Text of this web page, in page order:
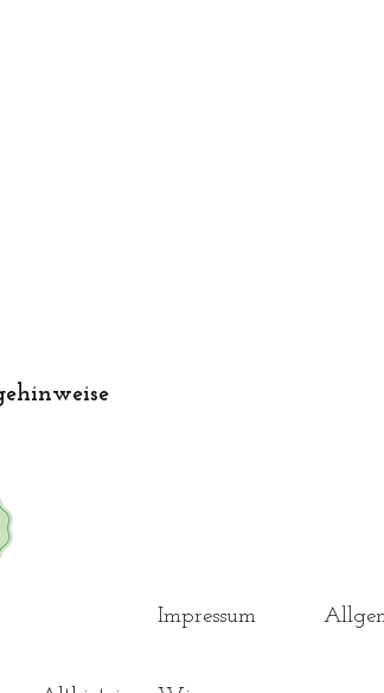
für Wolle/Seide (bei 30° und 400
Impressum